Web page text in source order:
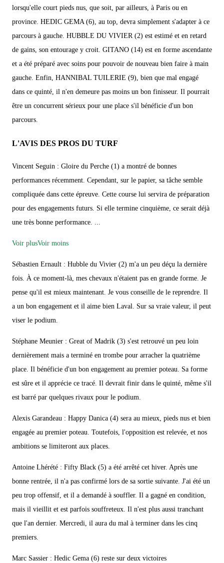
lorsqu'elle court pieds nus, que soit, par ailleurs, à Paris ou en
province. HEDIC GEMA (6), au top, devra simplement s'adapter à ce
parcours à gauche. HUBBLE DU VIVIER (2) est estimé et en retard
de gains, son entourage y croit. GITANO (14) est en forme ascendante
et a été préparé avec soins pour pouvoir de nouveau bien faire à main
gauche. Enfin, HANNIBAL TUILERIE (9), bien que mal engagé
dans ce quinté, il n'en demeure pas moins un bon finisseur. Il pourrait
être un concurrent sérieux pour une place s'il bénéficie d'un bon
parcours.
L'AVIS DES PROS DU TURF
Vincent Seguin : Gloire du Perche (1) a montré de bonnes
performances récemment. Cependant, sur le papier, sa tâche semble
compliquée dans cette épreuve. Cette course lui servira de préparation
pour des engagements futurs. Si elle termine cinquième, ce serait déjà
une très bonne performance. ...
Voir plusVoir moins
Sébastien Ernault : Hubble du Vivier (2) m'a un peu déçu la dernière
fois. À ce moment-là, mes chevaux n'étaient pas en grande forme. Je
pense qu'il est mieux maintenant. Je vous conseille de le reprendre. Il
a un bon engagement et il aime bien Laval. Sur sa vraie valeur, il peut
viser le podium.
Stéphane Meunier : Great of Madrik (3) s'est retrouvé un peu loin
dernièrement mais a terminé en trombe pour arracher la quatrième
place. Il bénéficie d'un bon engagement au premier poteau. Sa forme
est sûre et il apprécie ce tracé. Il devrait finir dans le quinté, même s'il
est barré par quelques rivaux pour le podium.
Alexis Garandeau : Happy Danica (4) sera au mieux, pieds nus et bien
engagée au premier poteau. Toutefois, l'opposition est relevée, et nos
ambitions se limiteront aux places.
Antoine Lhérété : Fifty Black (5) a été arrêté cet hiver. Après une
bonne rentrée, il n'a pas confirmé lors de sa sortie suivante. J'ai été un
peu trop offensif, et il a demandé à souffler. Il a gagné en condition,
mais il vieillit et est parfois souffreteux. Il n'est plus aussi tranchant
que l'an dernier. Mercredi, il aura du mal à terminer dans les cinq
premiers.
Marc Sassier : Hedic Gema (6) reste sur deux victoires